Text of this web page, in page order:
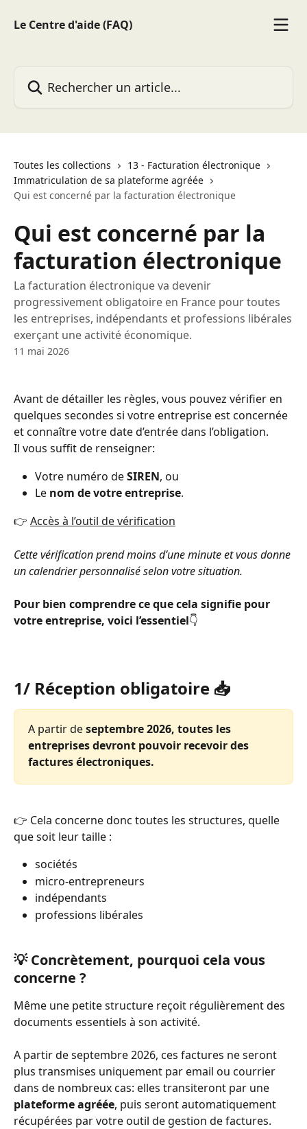
Le Centre d'aide (FAQ)
Toutes les collections
13 - Facturation électronique
Immatriculation de sa plateforme agréée
Qui est concerné par la facturation électronique
Qui est concerné par la
facturation électronique
La facturation électronique va devenir
progressivement obligatoire en France pour toutes
les entreprises, indépendants et professions libérales
exerçant une activité économique.
11 mai 2026
Avant de détailler les règles, vous pouvez vérifier en
quelques secondes si votre entreprise est concernée
et connaître votre date d’entrée dans l’obligation.
Il vous suffit de renseigner:
Votre numéro de SIREN, ou
Le nom de votre entreprise.
👉 Accès à l’outil de vérification
Cette vérification prend moins d’une minute et vous donne
un calendrier personnalisé selon votre situation.
Pour bien comprendre ce que cela signifie pour
votre entreprise, voici l’essentiel👇
1/ Réception obligatoire 📥
A partir de septembre 2026, toutes les
entreprises devront pouvoir recevoir des
factures électroniques.
👉 Cela concerne donc toutes les structures, quelle
que soit leur taille :
sociétés
micro-entrepreneurs
indépendants
professions libérales
💡 Concrètement, pourquoi cela vous
concerne ?
Même une petite structure reçoit régulièrement des
documents essentiels à son activité.
A partir de septembre 2026, ces factures ne seront
plus transmises uniquement par email ou courrier
dans de nombreux cas: elles transiteront par une
plateforme agréée, puis seront automatiquement
récupérées par votre outil de gestion de factures.